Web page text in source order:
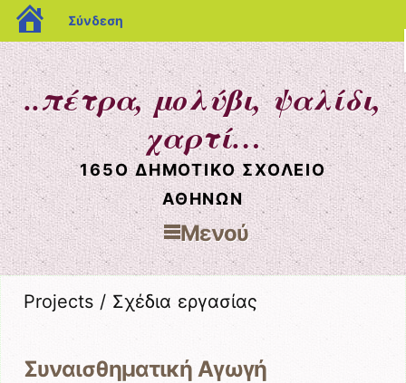
blogs.sch.gr
Σύνδεση
..πέτρα, μολύβι, ψαλίδι,
χαρτί…
165Ο ΔΗΜΟΤΙΚΌ ΣΧΟΛΕΊΟ
ΑΘΗΝΏΝ
Μενού
Μετάβαση στο περιεχόμενο
Projects / Σχέδια εργασίας
Συναισθηματική Αγωγή